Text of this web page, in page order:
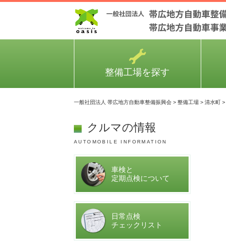
整備工場を探す
一般社団法人 帯広地方自動車整備振興会 > 整備工場 > 清水町 >
クルマの情報
AUTOMOBILE INFORMATION
車検と
定期点検について
日常点検
チェックリスト